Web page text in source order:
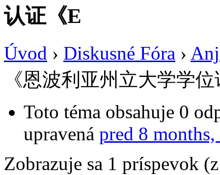
认证《E
Úvod › Diskusné Fóra ›
《恩波利亚州立大学学
Toto téma obsahuje 0
upravená pred 8 months,
Zobrazuje sa 1 príspevok